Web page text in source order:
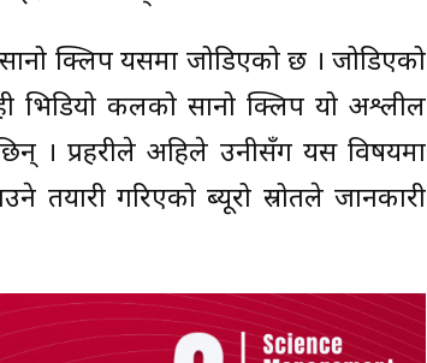
क्लिप यसमा जोडिएको छ । जोडिएको
भिडियो कलको सानो क्लिप यो अश्लील
। प्रहरीले अहिले उनीसँग यस विषयमा
तयारी गरिएको ब्यूरो स्रोतले जानकारी